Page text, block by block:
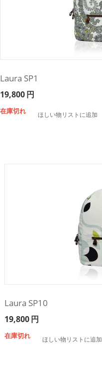
Laura SP1
19,800円
在庫切れ ほしい物リストに追加
Laura SP10
19,800円
在庫切れ ほしい物リストに追加